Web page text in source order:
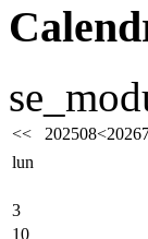
<< 202508<2026
lun
3
10